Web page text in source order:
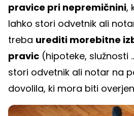
pravice pri nepremičnini,
lahko stori odvetnik ali
treba urediti morebitne
pravic (hipoteke, služnosti
stori odvetnik ali notar na
dovolila, ki mora biti